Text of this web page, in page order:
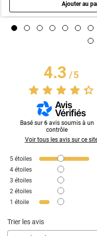
Ajouter au
4.3/5
Basé sur 6 avis soumis à un
contrôle
Voir tous les avis sur ce
5 étoiles
4 étoiles
3 étoiles
2 étoiles
1 étoile
Trier les avis